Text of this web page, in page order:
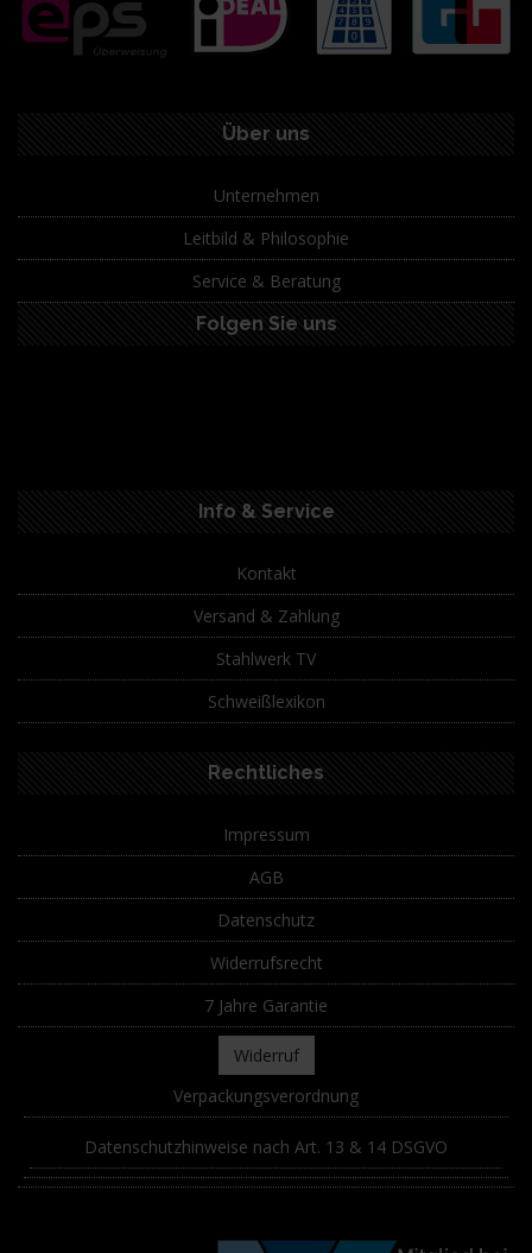
Über uns
Unternehmen
Leitbild & Philosophie
Service & Beratung
Folgen Sie uns
Info & Service
Kontakt
Versand & Zahlung
Stahlwerk TV
Schweißlexikon
Rechtliches
Impressum
AGB
Datenschutz
Widerrufsrecht
7 Jahre Garantie
Widerruf
Verpackungsverordnung
Datenschutzhinweise nach Art. 13 & 14 DSGVO